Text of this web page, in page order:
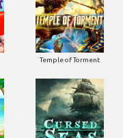
Temple of Torment